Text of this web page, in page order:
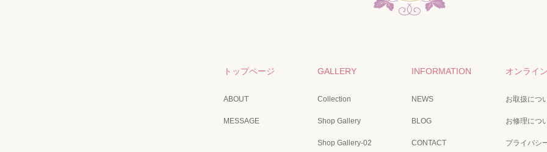
トップページ
ABOUT
MESSAGE
GALLERY
Collection
Shop Gallery
Shop Gallery-02
INFORMATION
NEWS
BLOG
CONTACT
オンライ
お取扱につ
お修理につ
プライバシ